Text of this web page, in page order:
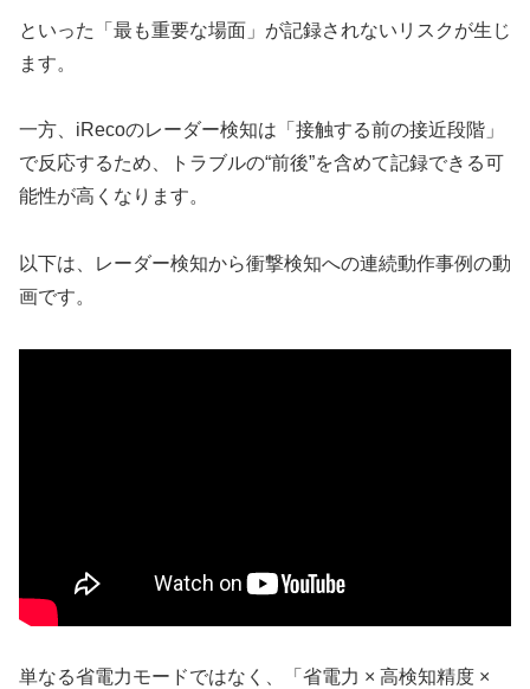
といった「最も重要な場面」が記録されないリスクが生じ
ます。
一方、iRecoのレーダー検知は「接触する前の接近段階」
で反応するため、トラブルの“前後”を含めて記録できる可
能性が高くなります。
以下は、レーダー検知から衝撃検知への連続動作事例の動
画です。
単なる省電力モードではなく、「省電力 × 高検知精度 ×